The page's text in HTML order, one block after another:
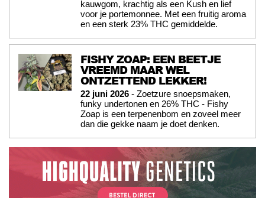
kauwgom, krachtig als een Kush en lief
voor je portemonnee. Met een fruitig aroma
en een sterk 23% THC gemiddelde.
FISHY ZOAP: EEN BEETJE
VREEMD MAAR WEL
ONTZETTEND LEKKER!
22 juni 2026 - Zoetzure snoepsmaken,
funky undertonen en 26% THC - Fishy
Zoap is een terpenenbom en zoveel meer
dan die gekke naam je doet denken.